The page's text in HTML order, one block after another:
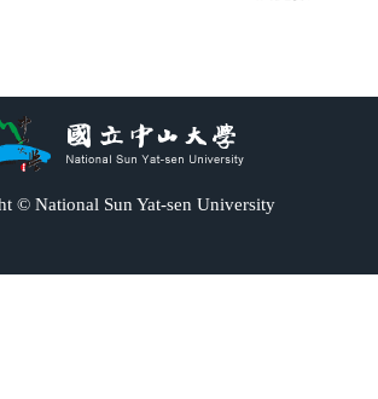
© National Sun Yat-sen University